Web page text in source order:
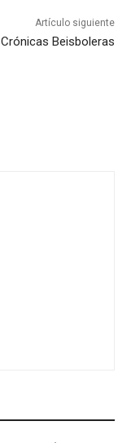
Artículo siguiente
Crónicas Beisboleras